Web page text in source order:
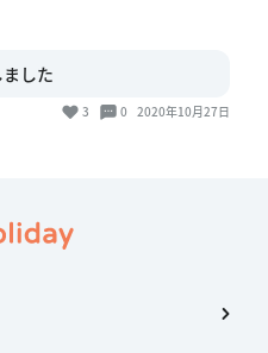
した
3 0 2020年10月27日